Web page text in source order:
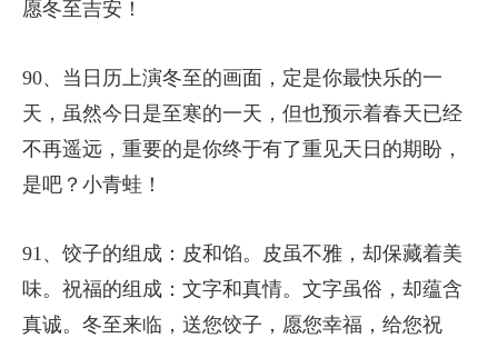
愿冬至吉安！
90、当日历上演冬至的画面，定是你最快乐的一
天，虽然今日是至寒的一天，但也预示着春天已经
不再遥远，重要的是你终于有了重见天日的期盼，
是吧？小青蛙！
91、饺子的组成：皮和馅。皮虽不雅，却保藏着美
味。祝福的组成：文字和真情。文字虽俗，却蕴含
真诚。冬至来临，送您饺子，愿您幸福，给您祝